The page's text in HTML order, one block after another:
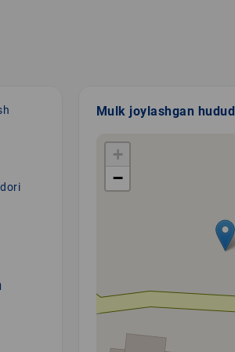
Mulk joylashgan hudud
+
−